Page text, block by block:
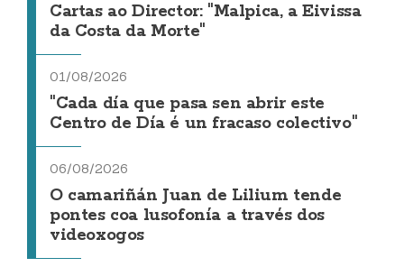
Cartas ao Director: "Malpica, a Eivissa
da Costa da Morte"
01/08/2026
"Cada día que pasa sen abrir este
Centro de Día é un fracaso colectivo"
06/08/2026
O camariñán Juan de Lilium tende
pontes coa lusofonía a través dos
videoxogos